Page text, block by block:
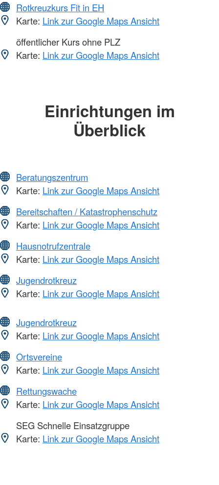
Rotkreuzkurs Fit in EH
Karte: Link zur Google Maps Ansicht
öffentlicher Kurs ohne PLZ
Karte: Link zur Google Maps Ansicht
Einrichtungen im
Überblick
Beratungszentrum
Karte: Link zur Google Maps Ansicht
Bereitschaften / Katastrophenschutz
Karte: Link zur Google Maps Ansicht
Hausnotrufzentrale
Karte: Link zur Google Maps Ansicht
Jugendrotkreuz
Karte: Link zur Google Maps Ansicht
Jugendrotkreuz
Karte: Link zur Google Maps Ansicht
Ortsvereine
Karte: Link zur Google Maps Ansicht
Rettungswache
Karte: Link zur Google Maps Ansicht
SEG Schnelle Einsatzgruppe
Karte: Link zur Google Maps Ansicht